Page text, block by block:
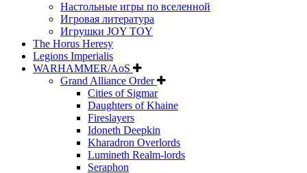
Настольные игры по вселенной
Игровая литература
Игрушки JOY TOY
The Horus Heresy
Legions Imperialis
WARHAMMER/AoS
Grand Alliance Order
Cities of Sigmar
Daughters of Khaine
Fireslayers
Idoneth Deepkin
Kharadron Overlords
Lumineth Realm-lords
Seraphon